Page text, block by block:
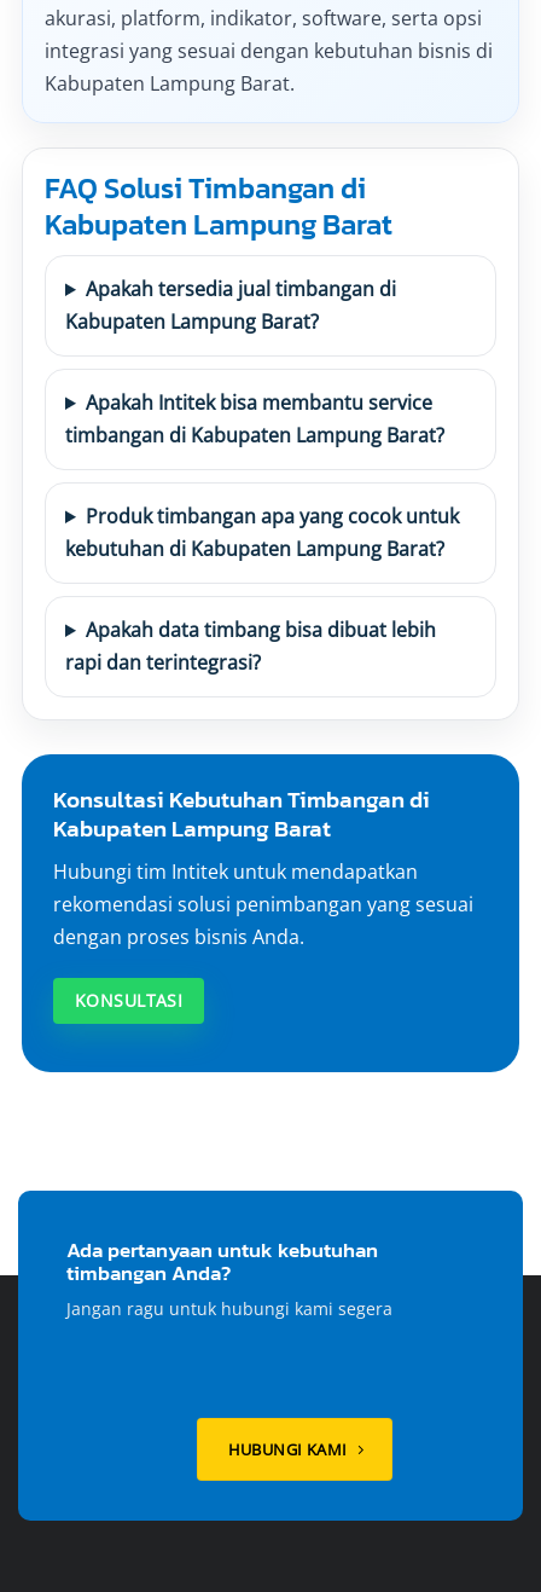
akurasi, platform, indikator, software, serta opsi
integrasi yang sesuai dengan kebutuhan bisnis di
Kabupaten Lampung Barat.
FAQ Solusi Timbangan di
Kabupaten Lampung Barat
Apakah tersedia jual timbangan di
Kabupaten Lampung Barat?
Apakah Intitek bisa membantu service
timbangan di Kabupaten Lampung Barat?
Produk timbangan apa yang cocok untuk
kebutuhan di Kabupaten Lampung Barat?
Apakah data timbang bisa dibuat lebih
rapi dan terintegrasi?
Konsultasi Kebutuhan Timbangan di
Kabupaten Lampung Barat
Hubungi tim Intitek untuk mendapatkan
rekomendasi solusi penimbangan yang sesuai
dengan proses bisnis Anda.
KONSULTASI
Ada pertanyaan untuk kebutuhan
timbangan Anda?
Jangan ragu untuk hubungi kami segera
HUBUNGI KAMI